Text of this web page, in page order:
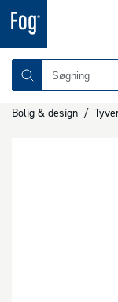
Bolig & design /